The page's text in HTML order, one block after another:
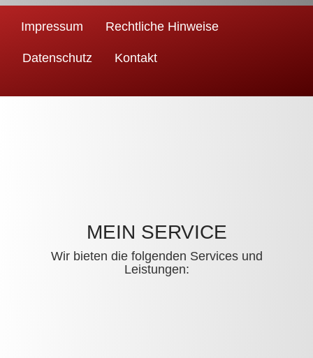
Impressum Rechtliche Hinweise
Datenschutz Kontakt
MEIN SERVICE
Wir bieten die folgenden Services und
Leistungen: